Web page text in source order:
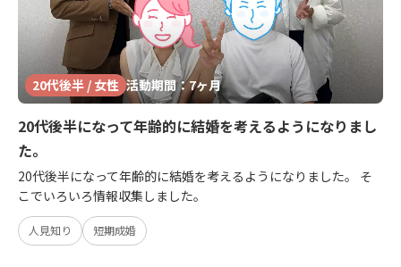
20代後半 / 女性 活動期間：7ヶ月
20代後半になって年齢的に結婚を考えるようになりまし
た。
20代後半になって年齢的に結婚を考えるようになりました。 そ
こでいろいろ情報収集しました。
人見知り 短期成婚